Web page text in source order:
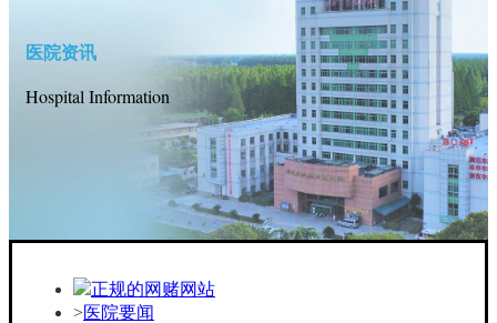
医院资讯
Hospital Information
正规的网赌网站
医院要闻